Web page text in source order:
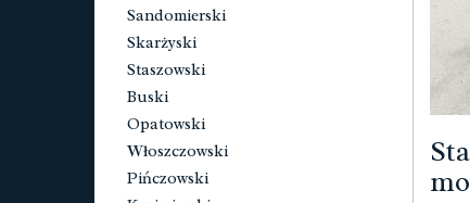
Sandomierski
Skarżyski
Staszowski
Buski
Opatowski
Włoszczowski
Pińczowski